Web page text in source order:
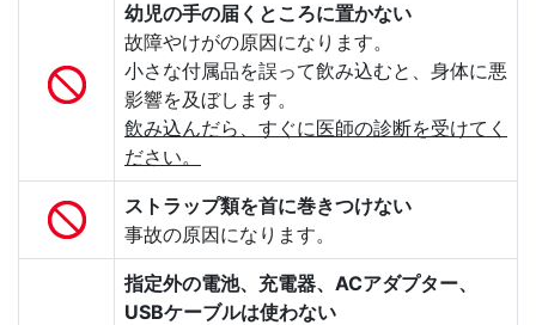
幼児の手の届くところに置かない
故障やけがの原因になります。
小さな付属品を誤って飲み込むと、身体に悪
影響を及ぼします。
飲み込んだら、すぐに医師の診断を受けてく
ださい。
ストラップ類を首に巻きつけない
事故の原因になります。
指定外の電池、充電器、ACアダプター、
USBケーブルは使わない